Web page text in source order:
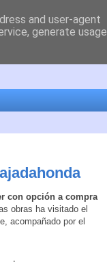
con opción a compra
obras ha visitado el
acompañado por el
and user-agent
generate usage